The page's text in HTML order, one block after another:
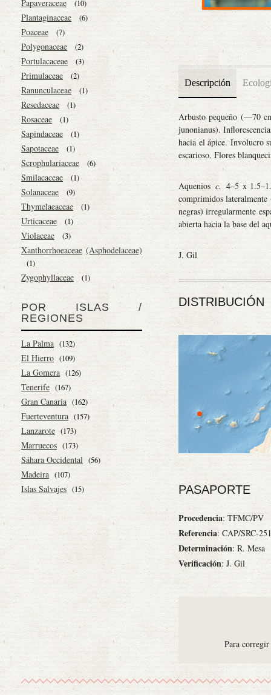
Papaveraceae (10)
Plantaginaceae (6)
Poaceae (7)
Polygonaceae (2)
Portulacaceae (3)
Primulaceae (2)
Ranunculaceae (1)
Resedaceae (1)
Rosaceae (1)
Sapindaceae (1)
Sapotaceae (1)
Scrophulariaceae (6)
Smilacaceae (1)
Solanaceae (9)
Thymelaeaceae (1)
Urticaceae (1)
Violaceae (3)
Xanthorrhoeaceae (Asphodelaceae)
(1)
Zygophyllaceae (1)
POR ISLAS /
REGIONES
La Palma (132)
El Hierro (109)
La Gomera (126)
Tenerife (167)
Gran Canaria (162)
Fuerteventura (157)
Lanzarote (173)
Marruecos (173)
Sáhara Occidental (56)
Madeira (107)
Islas Salvajes (15)
Descripción
Arbusto pequeño (—70
junonianus).
hacia el ápice. Involucro
escarioso. Flores
Aquenios c. 4–5 x
comprimidos lateralmente
negras) irregularmente
abierta hacia la base del
J. Gil
DISTRIBUCIÓN
PASAPORTE
Procedencia: TFMC/PV
Referencia: CAP/SRC-251
Determinación: R. Mesa
Verificación: J. Gil
Para